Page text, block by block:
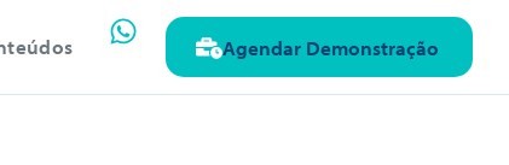
Agendar Demonstração